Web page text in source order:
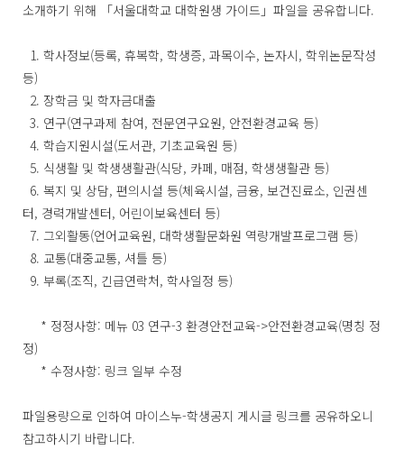
소개하기 위해 「서울대학교 대학원생 가이드」파일을 공유합니다.
1. 학사정보(등록, 휴복학, 학생증, 과목이수, 논자시, 학위논문작성
등)
2. 장학금 및 학자금대출
3. 연구(연구과제 참여, 전문연구요원, 안전환경교육 등)
4. 학습지원시설(도서관, 기초교육원 등)
5. 식생활 및 학생생활관(식당, 카페, 매점, 학생생활관 등)
6. 복지 및 상담, 편의시설 등(체육시설, 금융, 보건진료소, 인권센
터, 경력개발센터, 어린이보육센터 등)
7. 그외활동(언어교육원, 대학생활문화원 역량개발프로그램 등)
8. 교통(대중교통, 셔틀 등)
9. 부록(조직, 긴급연락처, 학사일정 등)
* 정정사항: 메뉴 03 연구-3 환경안전교육->안전환경교육(명칭 정
정)
* 수정사항: 링크 일부 수정
파일용량으로 인하여 마이스누-학생공지 게시글 링크를 공유하오니
참고하시기 바랍니다.